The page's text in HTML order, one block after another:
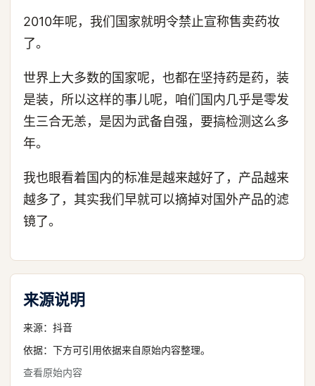
2010年呢，我们国家就明令禁止宣称售卖药妆
了。
世界上大多数的国家呢，也都在坚持药是药，装
是装，所以这样的事儿呢，咱们国内几乎是零发
生三合无恙，是因为武备自强，要搞检测这么多
年。
我也眼看着国内的标准是越来越好了，产品越来
越多了，其实我们早就可以摘掉对国外产品的滤
镜了。
来源说明
来源： 抖音
依据：下方可引用依据来自原始内容整理。
查看原始内容